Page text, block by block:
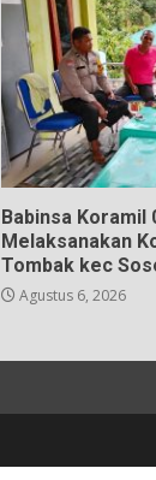
Babinsa Koramil
Melaksanakan
Tombak kec
Agustus 6, 2026